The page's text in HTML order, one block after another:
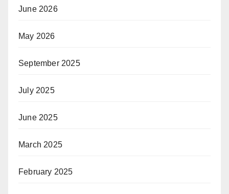
June 2026
May 2026
September 2025
July 2025
June 2025
March 2025
February 2025